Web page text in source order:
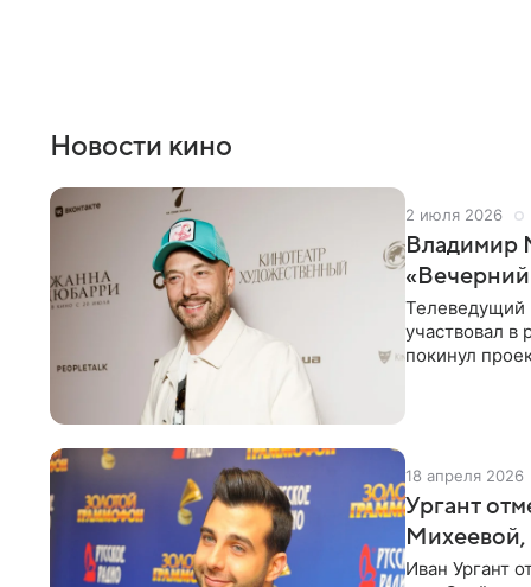
Новости кино
2 июля 2026
Владимир
«Вечерний
Телеведущий
участвовал в
покинул
18 апреля 2026
Ургант
Михеевой,
Иван Ургант